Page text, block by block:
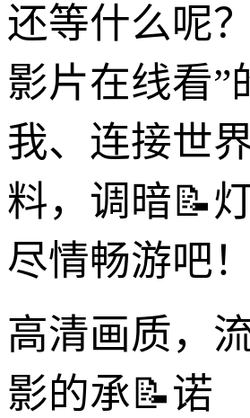
还等什么呢
影片在线看
我、连接世
料，调暗📝
尽情畅游吧！
高清画质，
影的承📝诺